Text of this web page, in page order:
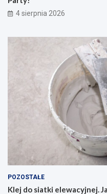
4 sierpnia 2026
POZOSTAŁE
Klej do siatki elewacyjnej.